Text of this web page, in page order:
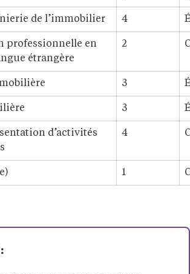
de l’immobilier 4
professionnelle en
étrangère
2
3
3
d’activités
4
1